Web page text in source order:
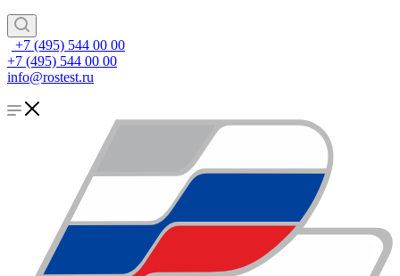
+7 (495) 544 00 00
+7 (495) 544 00 00
info@rostest.ru